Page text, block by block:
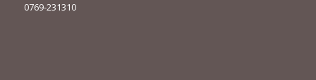
0769-231310